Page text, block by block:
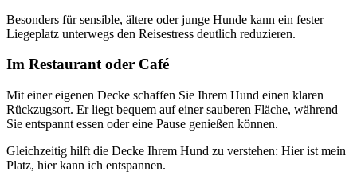
Besonders für sensible, ältere oder junge Hunde kann ein fester
Liegeplatz unterwegs den Reisestress deutlich reduzieren.
Im Restaurant oder Café
Mit einer eigenen Decke schaffen Sie Ihrem Hund einen klaren
Rückzugsort. Er liegt bequem auf einer sauberen Fläche, während
Sie entspannt essen oder eine Pause genießen können.
Gleichzeitig hilft die Decke Ihrem Hund zu verstehen: Hier ist mein
Platz, hier kann ich entspannen.